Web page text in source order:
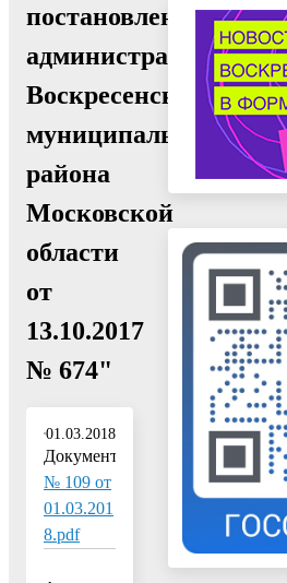
постановлением
администрации
Воскресенского
муниципального
района
Московской
области
от
13.10.2017
№ 674"
01.03.2018
Документ:
№ 109 от
01.03.201
8.pdf